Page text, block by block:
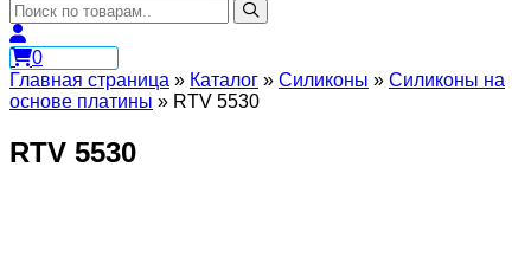
0
Главная страница » Каталог » Силиконы » Cиликоны на
основе платины » RTV 5530
RTV 5530